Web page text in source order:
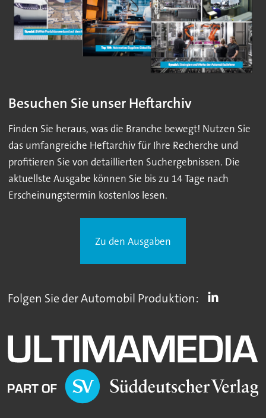
Besuchen Sie unser Heftarchiv
Finden Sie heraus, was die Branche bewegt! Nutzen Sie
das umfangreiche Heftarchiv für Ihre Recherche und
profitieren Sie von detaillierten Suchergebnissen. Die
aktuellste Ausgabe können Sie bis zu 14 Tage nach
Erscheinungstermin kostenlos lesen.
Zu den Ausgaben
Folgen Sie der Automobil Produktion: